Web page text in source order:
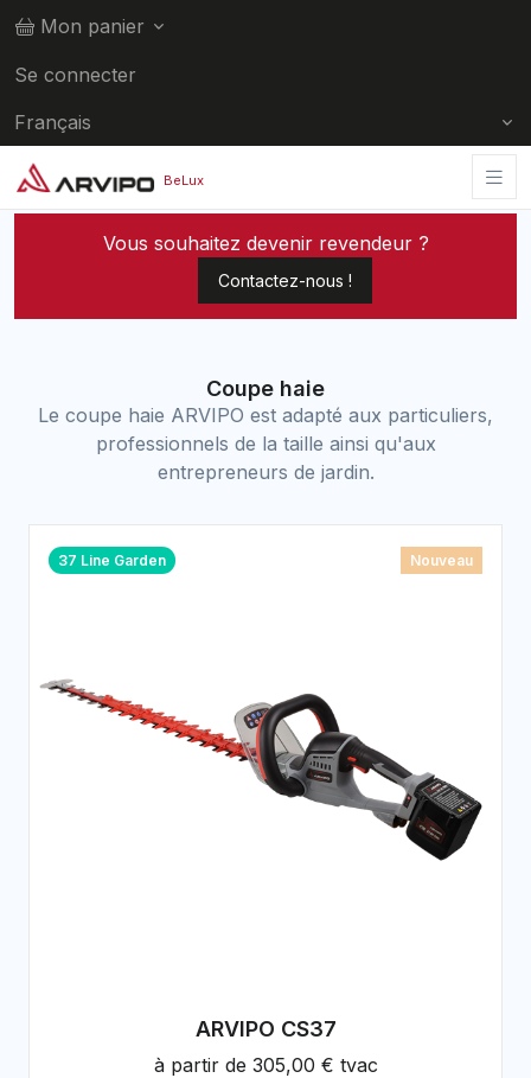
Mon panier
Se connecter
Français
BeLux
Accueil Coupe haie
Vous souhaitez devenir revendeur ?
Contactez-nous !
Coupe haie
Le coupe haie ARVIPO est adapté aux particuliers,
professionnels de la taille ainsi qu'aux
entrepreneurs de jardin.
37 Line Garden Nouveau
ARVIPO CS37
à partir de 305,00 € tvac